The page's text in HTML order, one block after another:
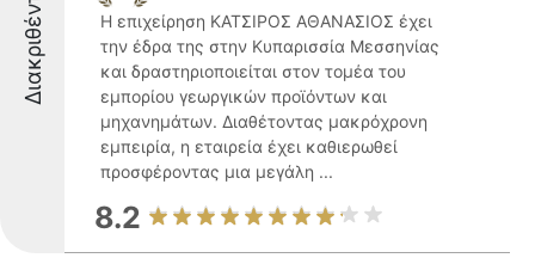
Διακριθέντες
Η επιχείρηση ΚΑΤΣΙΡΟΣ ΑΘΑΝΑΣΙΟΣ έχει
την έδρα της στην Κυπαρισσία Μεσσηνίας
και δραστηριοποιείται στον τομέα του
εμπορίου γεωργικών προϊόντων και
μηχανημάτων. Διαθέτοντας μακρόχρονη
εμπειρία, η εταιρεία έχει καθιερωθεί
προσφέροντας μια μεγάλη ...
8.2